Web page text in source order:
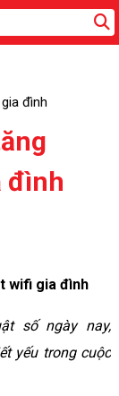
đình
đình
wifi gia đình
số ngày nay,
yếu trong cuộc